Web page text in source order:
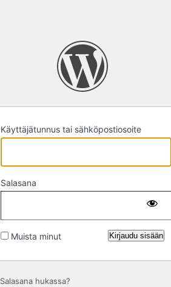
Käyttäjätunnus tai sähköpostiosoite
Salasana
Muista minut
Salasana hukassa?